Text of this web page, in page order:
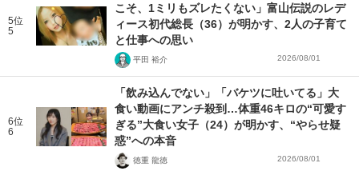
5位
5
こそ、1ミリもズレたくない」富山伝説のレデ
ィース初代総長（36）が明かす、2人の子育て
と仕事への思い
平田 裕介 2026/08/01
6位
6
「飲み込んでない」「バケツに吐いてる」大
食い動画にアンチ殺到…体重46キロの“可愛す
ぎる”大食い女子（24）が明かす、“やらせ疑
惑”への本音
徳重 龍徳 2026/08/01